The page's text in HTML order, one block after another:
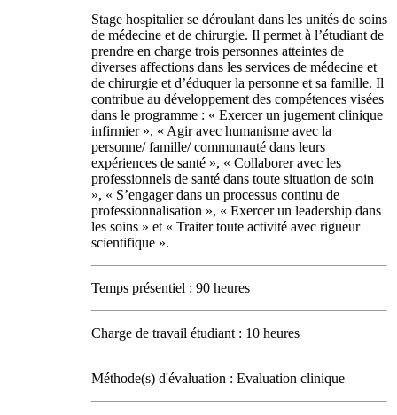
Stage hospitalier se déroulant dans les unités de soins
de médecine et de chirurgie. Il permet à l’étudiant de
prendre en charge trois personnes atteintes de
diverses affections dans les services de médecine et
de chirurgie et d’éduquer la personne et sa famille. Il
contribue au développement des compétences visées
dans le programme : « Exercer un jugement clinique
infirmier », « Agir avec humanisme avec la
personne/ famille/ communauté dans leurs
expériences de santé », « Collaborer avec les
professionnels de santé dans toute situation de soin
», « S’engager dans un processus continu de
professionnalisation », « Exercer un leadership dans
les soins » et « Traiter toute activité avec rigueur
scientifique ».
Temps présentiel : 90 heures
Charge de travail étudiant : 10 heures
Méthode(s) d'évaluation : Evaluation clinique